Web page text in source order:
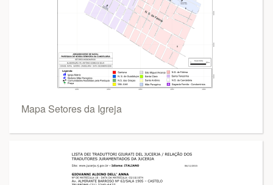
Mapa Setores da Igreja